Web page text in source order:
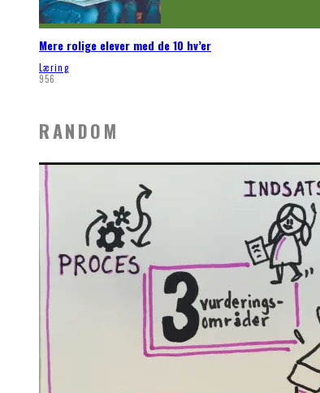
Mere rolige elever med de 10 hv’er
Læring
956
RANDOM